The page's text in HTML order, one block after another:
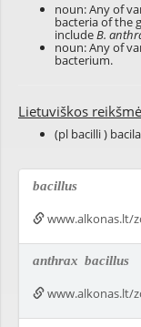
noun: Any of
bacteria of the
includeB.
noun: Any of
bacterium.
Lietuviškos
(pl bacilli ) bacila
bacillus
www.alkonas.lt/
anthrax bacillus
www.alkonas.lt/